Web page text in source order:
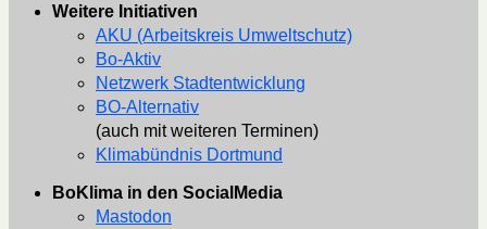
Weitere Initiativen
AKU (Arbeitskreis Umweltschutz)
Bo-Aktiv
Netzwerk Stadtentwicklung
BO-Alternativ
(auch mit weiteren Terminen)
Klimabündnis Dortmund
BoKlima in den SocialMedia
Mastodon